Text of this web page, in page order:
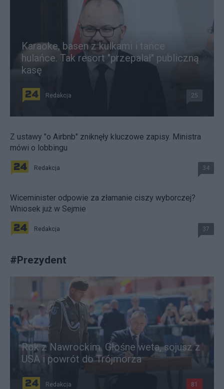
Karaoke, basen z kulkami i tańce
hulańce. Tak resort "przepalał" publiczną
kasę
Redakcja 25
Z ustawy "o Airbnb" zniknęły kluczowe zapisy. Ministra
mówi o lobbingu
Redakcja 34
Wiceminister odpowie za złamanie ciszy wyborczej?
Wniosek już w Sejmie
Redakcja 37
#Prezydent
Rok z Nawrockim. Głośne weta, sojusz z
USA i powrót do Trójmorza
Redakcja 81